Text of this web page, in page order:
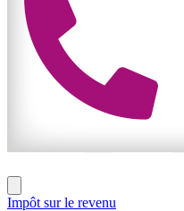
Impôt sur le revenu